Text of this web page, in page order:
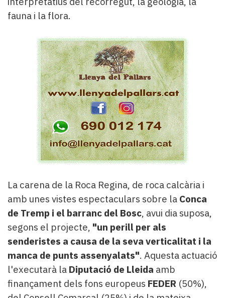
fauna i la flora.
La carena de la Roca Regina, de roca calcària i
amb unes vistes espectaculars sobre la Conca
de Tremp i el barranc del Bosc, avui dia suposa,
segons el projecte, "un perill per als
senderistes a causa de la seva verticalitat i la
manca de punts assenyalats". Aquesta actuació
l'executarà la Diputació de Lleida amb
finançament dels fons europeus FEDER (50%),